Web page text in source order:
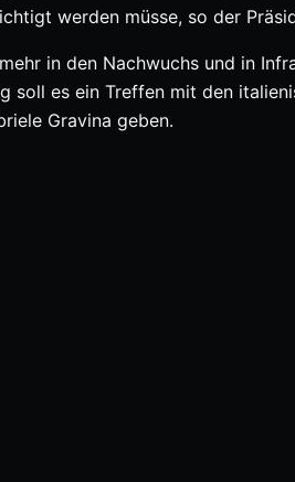
werden müsse, so der
in den Nachwuchs und in
soll es ein Treffen mit den
Gravina geben.